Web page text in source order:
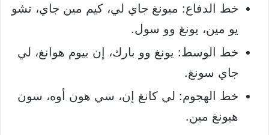
خط الدفاع: ميونغ جاي لي، كيم مين جاي، تشو
يو مين، يونغ وو سول.
خط الوسط: يونغ وو بارك، إن بيوم هوانغ، لي
جاي سونغ.
خط الهجوم: لي كانغ إن، سي هون أوه، سون
هيونغ مين.